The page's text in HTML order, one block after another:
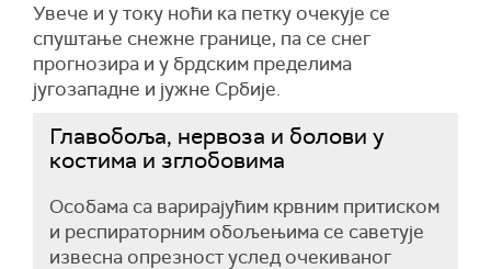
Увече и у току ноћи ка петку очекује се
спуштање снежне границе, па се снег
прогнозира и у брдским пределима
југозападне и јужне Србије.
Главобоља, нервоза и болови у
костима и зглобовима
Особама са варирајућим крвним притиском
и респираторним обољењима се саветује
извесна опрезност услед очекиваног